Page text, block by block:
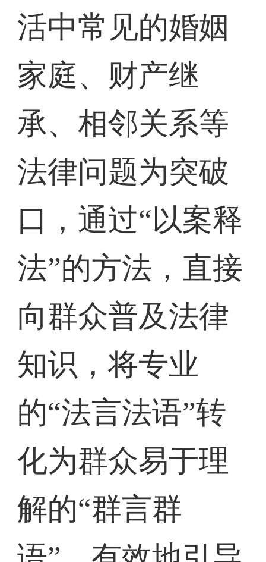
活中常见的婚姻
家庭、财产继
承、相邻关系等
法律问题为突破
口，通过“以案释
法”的方法，直接
向群众普及法律
知识，将专业
的“法言法语”转
化为群众易于理
解的“群言群